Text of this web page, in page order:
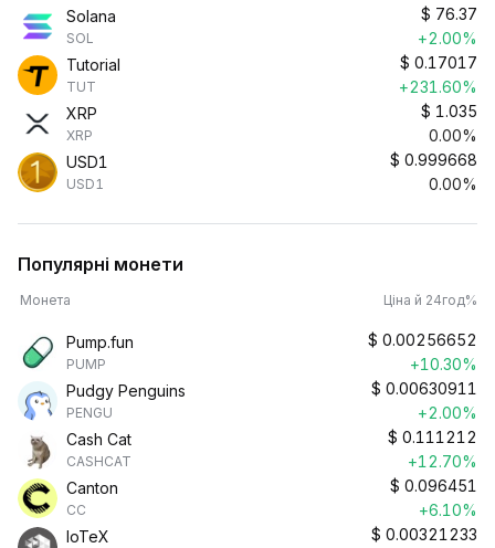
Solana
SOL
$ 76.37
+2.00%
Tutorial
TUT
$ 0.17017
+231.60%
XRP
XRP
$ 1.035
0.00%
USD1
USD1
$ 0.999668
0.00%
Популярні монети
Монета Ціна й 24год%
Pump.fun
PUMP
$ 0.00256652
+10.30%
Pudgy Penguins
PENGU
$ 0.00630911
+2.00%
Cash Cat
CASHCAT
$ 0.111212
+12.70%
Canton
CC
$ 0.096451
+6.10%
IoTeX
$ 0.00321233